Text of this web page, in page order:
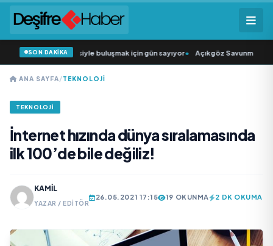
SON DAKİKA
Şarkıcısı” seyircisiyle buluşmak için gün sayıyor• Açıkgöz Savunma
ANA SAYFA/TEKNOLOJI
TEKNOLOJI
İnternet hızında dünya sıralamasında
ilk 100’de bile değiliz!
KAMIL
YAZAR / EDITÖR
26.05.2021 17:15 19 OKUNMA 2 DK OKUMA